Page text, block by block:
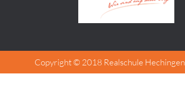
Copyright © 2018 Realschule Hechingen